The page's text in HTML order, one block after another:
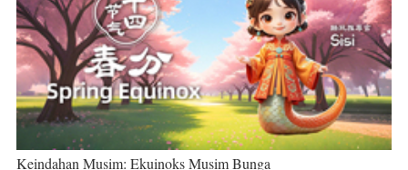
Keindahan Musim: Ekuinoks Musim Bunga